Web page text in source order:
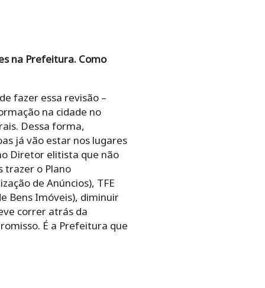
na Prefeitura. Como
fazer essa revisão –
na cidade no
Dessa forma,
já vão estar nos lugares
Diretor elitista que não
trazer o Plano
de Anúncios), TFE
Bens Imóveis), diminuir
correr atrás da
É a Prefeitura que